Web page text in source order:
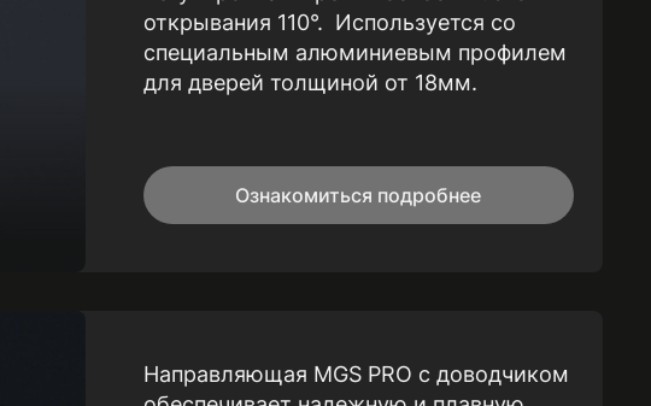
открывания 110°. Используется со
специальным алюминиевым профилем
для дверей толщиной от 18мм.
Ознакомиться подробнее
Направляющая MGS PRO с доводчиком